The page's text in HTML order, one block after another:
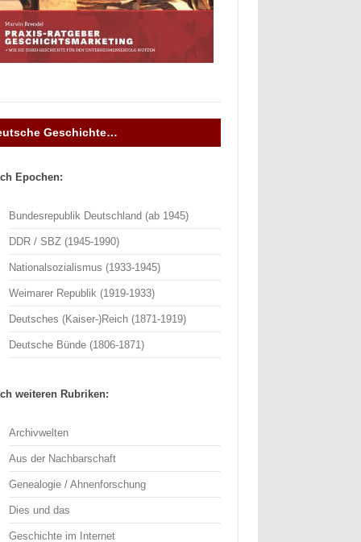
Geschichte…
Epochen:
Bundesrepublik Deutschland (ab 1945)
DDR / SBZ (1945-1990)
Nationalsozialismus (1933-1945)
Weimarer Republik (1919-1933)
Deutsches (Kaiser-)Reich (1871-1919)
Deutsche Bünde (1806-1871)
weiteren Rubriken:
Archivwelten
Aus der Nachbarschaft
Genealogie / Ahnenforschung
Dies und das
Geschichte im Internet